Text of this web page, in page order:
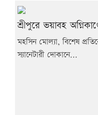
শ্রীপুরে ভয়াবহ
মহসিন মোল্যা, বিশেষ
স্যানেটারী দোকানে...